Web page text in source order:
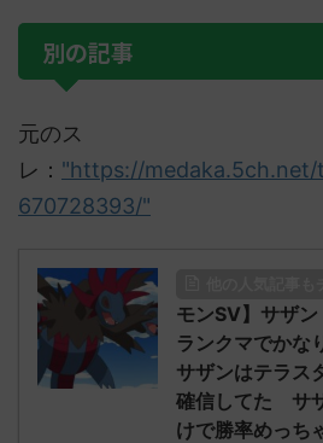
別の記事
元のス
レ： "https://
670728393/"
モンSV】サザン
ランクマでかな
サザンはテラス
確信してた サ
けで勝率めっ